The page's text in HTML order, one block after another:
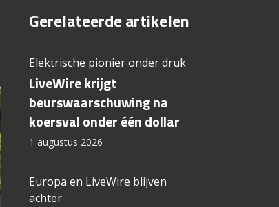
Gerelateerde artikelen
Elektrische pionier onder druk
LiveWire krijgt
beurswaarschuwing na
koersval onder één dollar
1 augustus 2026
Europa en LiveWire blijven
achter